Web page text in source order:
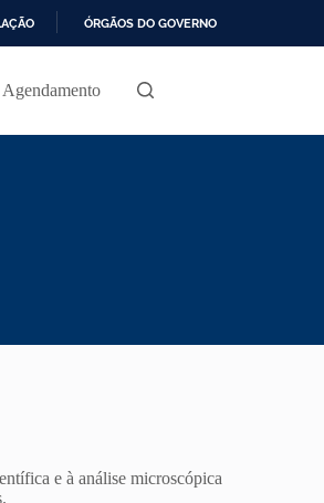
ÓRGÃOS DO GOVERNO
Agendamento
e à análise microscópica